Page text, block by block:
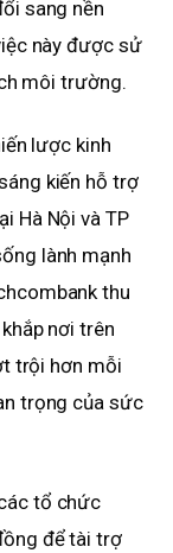
sang nền
này được sử
môi trường.
lược kinh
kiến hỗ trợ
Hà Nội và TP
lành mạnh
thu
nơi trên
trội hơn mỗi
trọng của sức
tổ chức
để tài trợ